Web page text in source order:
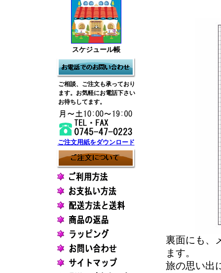
スケジュール帳
ご相談、ご注文も承っており
ます。お気軽にお電話下さい
お待ちしてます。
ご注文用紙をダウンロード
裏面にも、
ます。
旅の思い出